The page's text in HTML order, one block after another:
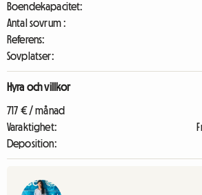
Boendekapacitet:
Antal sovrum :
Referens:
Sovplatser:
Hyra och villkor
717 € / månad
Varaktighet:
Deposition: